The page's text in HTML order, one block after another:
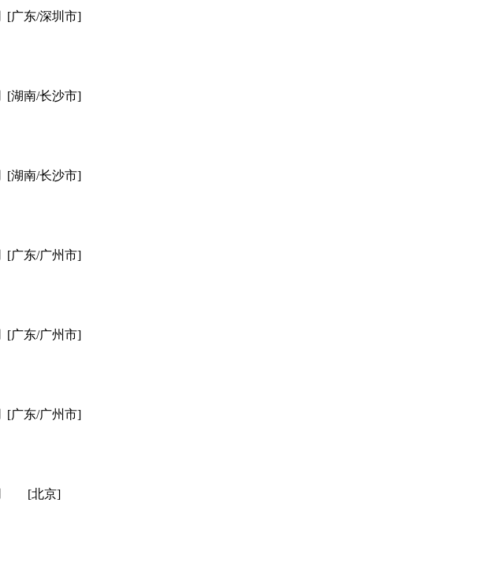
[广东/深圳市]
[湖南/长沙市]
[湖南/长沙市]
[广东/广州市]
[广东/广州市]
[广东/广州市]
[北京]